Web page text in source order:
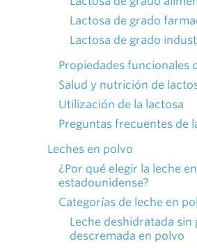
Lactosa de grado
Lactosa de grado
Propiedades funcionales
Salud y nutrición de
Utilización de la lactosa
Preguntas frecuentes de
Leches en polvo
¿Por qué elegir la leche
estadounidense?
Categorías de leche en
Leche deshidratada sin
descremada en polvo